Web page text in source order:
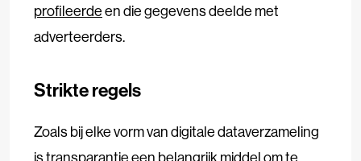
profileerdeen die gegevens deelde met
adverteerders.
Strikte regels
Zoals bij elke vorm van digitale dataverzameling